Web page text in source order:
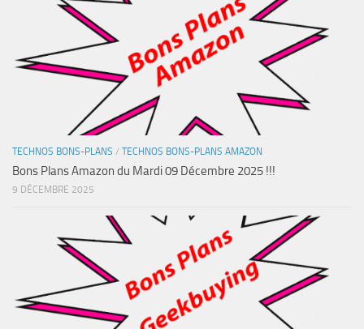
TECHNOS BONS-PLANS / TECHNOS BONS-PLANS AMAZON
Bons Plans Amazon du Mardi 09 Décembre 2025 !!!
9 DÉCEMBRE 2025